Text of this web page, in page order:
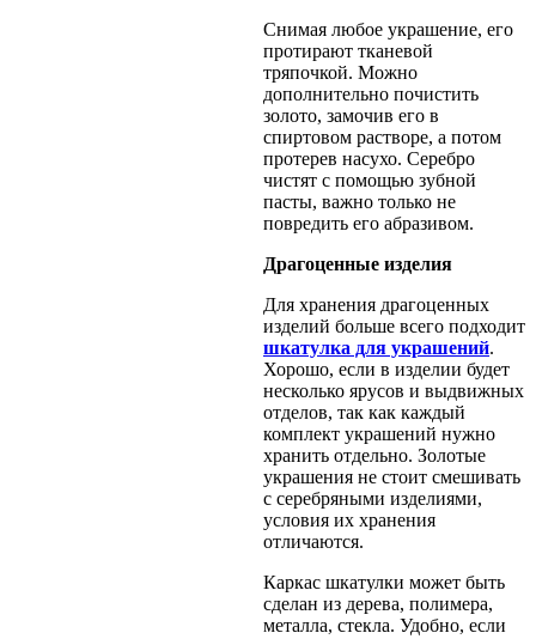
Снимая любое украшение, его
протирают тканевой
тряпочкой. Можно
дополнительно почистить
золото, замочив его в
спиртовом растворе, а потом
протерев насухо. Серебро
чистят с помощью зубной
пасты, важно только не
повредить его абразивом.
Драгоценные изделия
Для хранения драгоценных
изделий больше всего подходит
шкатулка для украшений.
Хорошо, если в изделии будет
несколько ярусов и выдвижных
отделов, так как каждый
комплект украшений нужно
хранить отдельно. Золотые
украшения не стоит смешивать
с серебряными изделиями,
условия их хранения
отличаются.
Каркас шкатулки может быть
сделан из дерева, полимера,
металла, стекла. Удобно, если